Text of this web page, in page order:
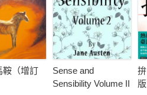
鞍（增訂
Sense and
Sensibility Volume II